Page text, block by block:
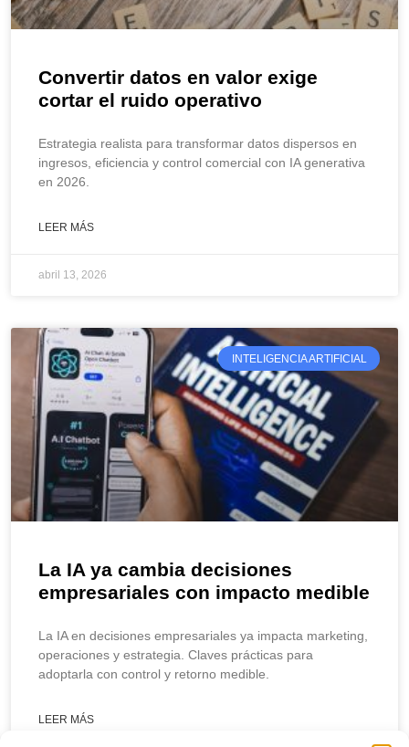
Convertir datos en valor exige
cortar el ruido operativo
Estrategia realista para transformar datos dispersos en
ingresos, eficiencia y control comercial con IA generativa
en 2026.
LEER MÁS
abril 13, 2026
INTELIGENCIA ARTIFICIAL
La IA ya cambia decisiones
empresariales con impacto medible
La IA en decisiones empresariales ya impacta marketing,
operaciones y estrategia. Claves prácticas para
adoptarla con control y retorno medible.
LEER MÁS